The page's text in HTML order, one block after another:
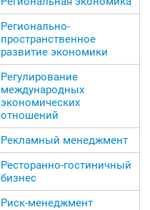
Регионально-
пространственное
развитие экономики
Регулирование
международных
экономических
отношений
Рекламный менеджмент
Ресторанно-гостиничный
бизнес
Риск-менеджмент